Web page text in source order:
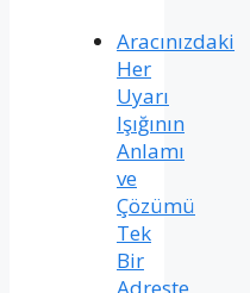
Aracınızdaki
Her
Uyarı
Işığının
Anlamı
ve
Çözümü
Tek
Bir